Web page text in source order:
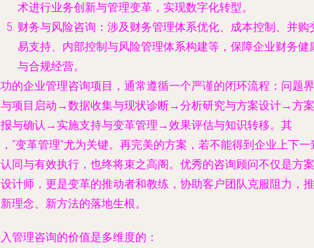
术进行业务创新与管理变革，实现数字化转型。
财务与风险咨询 ：涉及财务管理体系优化、成本控制、并购
易支持、内部控制与风险管理体系构建等，保障企业财务健
与合规经营。
的企业管理咨询项目，通常遵循一个严谨的闭环流程：问题界
项目启动→数据收集与现状诊断→分析研究与方案设计→方案
与确认→实施支持与变革管理→效果评估与知识转移。其
“变革管理”尤为关键。再完美的方案，若不能得到企业上下一
同与有效执行，也终将束之高阁。优秀的咨询顾问不仅是方案
计师，更是变革的推动者和教练，协助客户团队克服阻力，推
理念、新方法的落地生根。
管理咨询的价值是多维度的：